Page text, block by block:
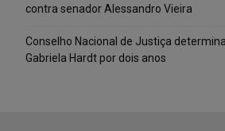
contra senador Alessandro Vieira
Conselho Nacional de Justiça
Gabriela Hardt por dois anos